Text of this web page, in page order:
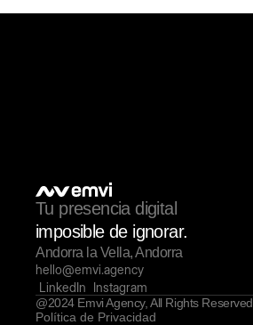
Tu presencia digital
imposible de ignorar.
Andorra la Vella, Andorra
hello@emvi.agency
LinkedIn Instagram
@2024 Emvi Agency, All Rights Reserved
Política de Privacidad